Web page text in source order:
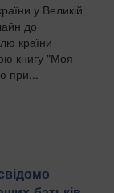
у Великій
до
країни
книгу "Моя
при...